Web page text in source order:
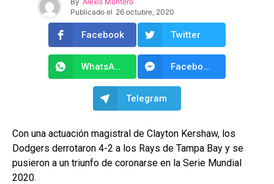
Publicado el 26 octubre, 2020
Facebook Twitter
WhatsApp Facebook Messenger
Telegram
Con una actuación magistral de Clayton Kershaw, los
Dodgers derrotaron 4-2 a los Rays de Tampa Bay y se
pusieron a un triunfo de coronarse en la Serie Mundial
2020.